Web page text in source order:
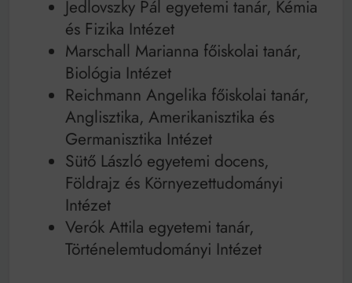
Jedlovszky Pál egyetemi tanár, Kémia
és Fizika Intézet
Marschall Marianna főiskolai tanár,
Biológia Intézet
Reichmann Angelika főiskolai tanár,
Anglisztika, Amerikanisztika és
Germanisztika Intézet
Sütő László egyetemi docens,
Földrajz és Környezettudományi
Intézet
Verók Attila egyetemi tanár,
Történelemtudományi Intézet